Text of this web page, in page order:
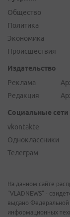
Общество
Политика
Экономика
Происшествия
Издательство
Реклама
Редакция
Социальные сети
vkontakte
Одноклассники
Телеграм
На данном сайте
"VLADNEWS" -
выдано Федеральной
информационных